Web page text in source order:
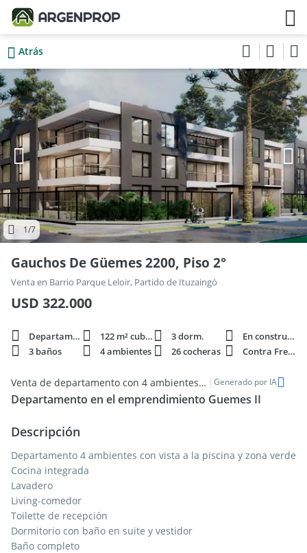
Atrás
1/7
Gauchos De Güemes 2200, Piso 2°
Venta en Barrio Parque Leloir, Partido de Ituzaingó
USD 322.000
Departamento 122 m² cubie. 3 dorm.
En construcción
3 baños
4 ambientes 26 cocheras Contra Frente
Venta de departamento con 4 ambientes en construcción en Barrio Parque Leloir | Generado por IA
Departamento en el emprendimiento Guemes II
Descripción
Departamento 4 ambientes con vista a la piscina y zona verde
Cocina integrada
Lavadero
Living-comedor
Toilette de recepción
Dormitorio con baño en suite y vestidor
Baño completo